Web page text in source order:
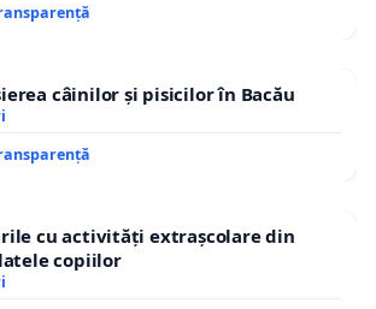
câinilor și pisicilor în Bacău
cu activități extrașcolare din
copiilor